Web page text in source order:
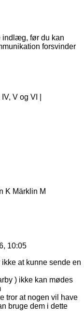
indlæg, før du kan
forsvinder
V og VI |
K Märklin M
10:05
at kunne sende en
) ikke kan mødes
tror at nogen vil have
bruge dem i dette